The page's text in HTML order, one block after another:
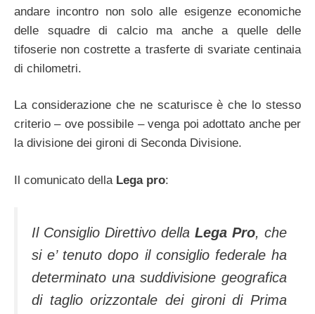
andare incontro non solo alle esigenze economiche
delle squadre di calcio ma anche a quelle delle
tifoserie non costrette a trasferte di svariate centinaia
di chilometri.
La considerazione che ne scaturisce è che lo stesso
criterio – ove possibile – venga poi adottato anche per
la divisione dei gironi di Seconda Divisione.
Il comunicato della Lega pro:
Il Consiglio Direttivo della Lega Pro, che
si e’ tenuto dopo il consiglio federale ha
determinato una suddivisione geografica
di taglio orizzontale dei gironi di Prima